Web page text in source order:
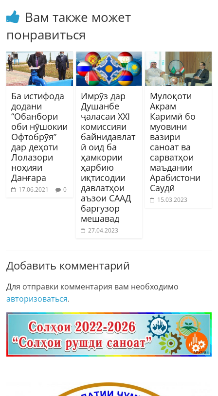
Вам также может
понравиться
Ба истифода
додани
“Обанбори
оби нӯшокии
Офтобрӯя”
дар деҳоти
Лолазори
ноҳияи
Данғара
17.06.2021 0
Имрӯз дар
Душанбе
ҷаласаи XXI
комиссияи
байнидавлат
ӣ оид ба
ҳамкории
ҳарбию
иқтисодии
давлатҳои
аъзои СААД
баргузор
мешавад
27.04.2023
Мулоқоти
Акрам
Каримӣ бо
муовини
вазири
саноат ва
сарватҳои
маъдании
Арабистони
Саудӣ
15.03.2023
Добавить комментарий
Для отправки комментария вам необходимо
авторизоваться.